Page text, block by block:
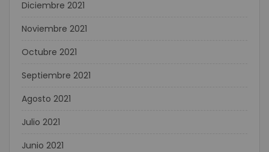
Diciembre 2021
Noviembre 2021
Octubre 2021
Septiembre 2021
Agosto 2021
Julio 2021
Junio 2021